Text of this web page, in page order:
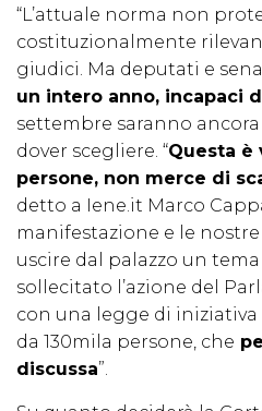
“L’attuale norma non
costituzionalmente
giudici. Ma deputati e
un intero anno, incapaci
settembre saranno
dover scegliere. “Questa è
persone, non merce di
detto a Iene.it Marco
manifestazione e le
uscire dal palazzo un
sollecitato l’azione del
con una legge di
da 130mila persone, che
discussa”.